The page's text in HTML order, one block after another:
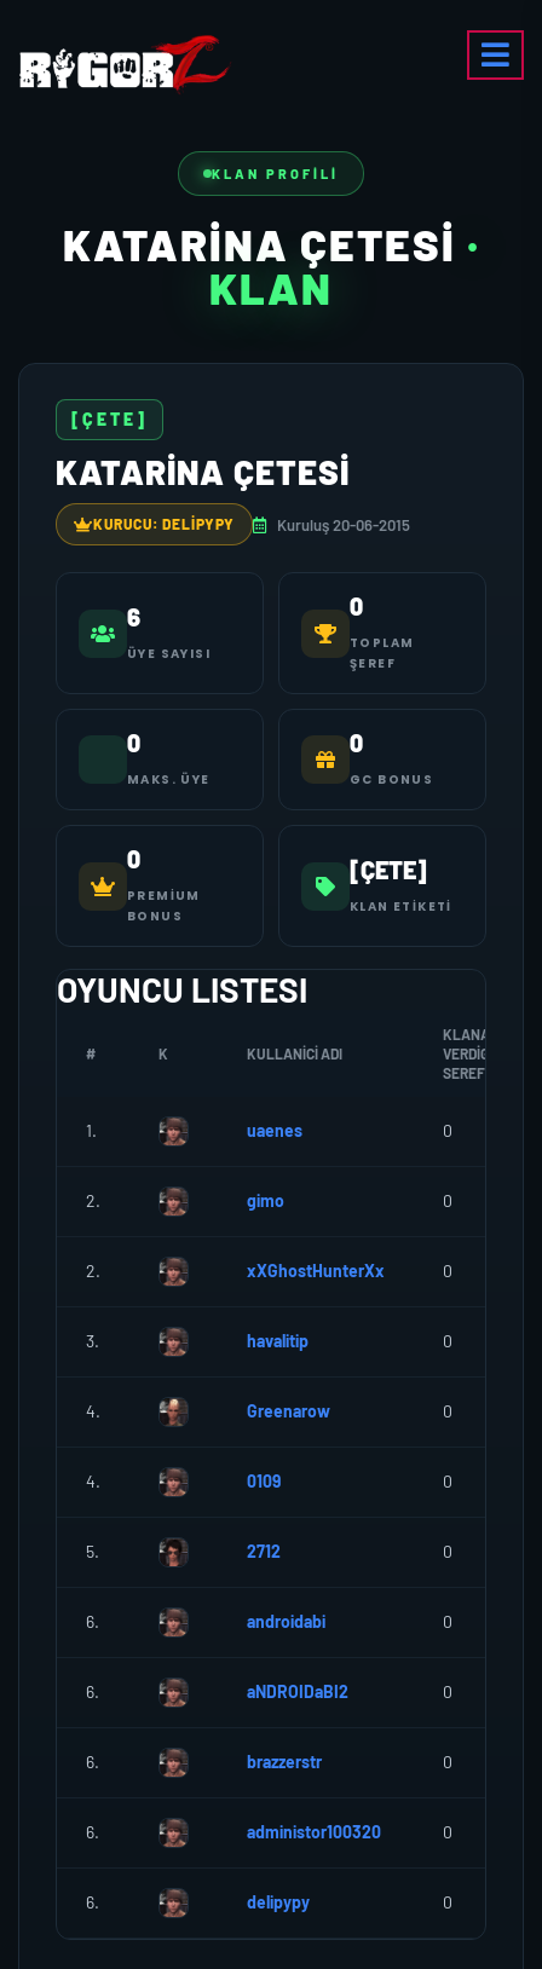
KLAN PROFILI
KATARINA ÇETESI ·
KLAN
[ÇETE]
KATARINA ÇETESI
KURUCU: DELIPYPY Kuruluş 20-06-2015
6
ÜYE SAYISI
0
TOPLAM
ŞEREF
0
MAKS. ÜYE
0
GC BONUS
0
PREMIUM
BONUS
[ÇETE]
KLAN ETIKETI
OYUNCU LISTESI
# K KULLANICI ADI
KLANA
VERDIGI
SEREF
1. uaenes 0
2. gimo 0
2. xXGhostHunterXx 0
3. havalitip 0
4. Greenarow 0
4. 0109 0
5. 2712 0
6. androidabi 0
6. aNDROIDaBI2 0
6. brazzerstr 0
6. administor100320 0
6. delipypy 0